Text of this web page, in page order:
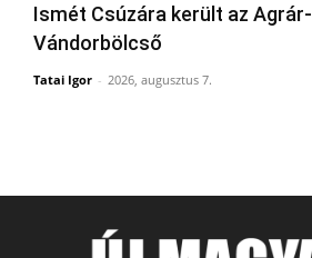
Ismét Csúzára került az Agrár-
Vándorbölcső
Tatai Igor - 2026, augusztus 7.